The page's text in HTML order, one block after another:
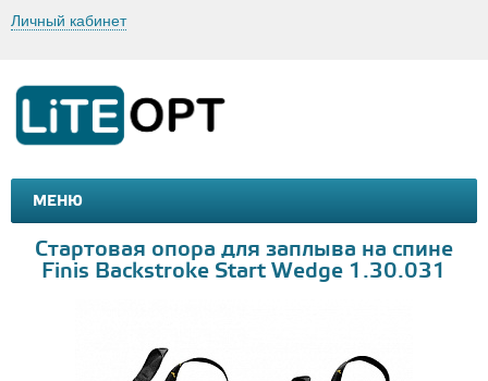
Личный кабинет
МЕНЮ
МАШИНКИ И МОТОЦИКЛЫ
Стартовая опора для заплыва на спине
Finis Backstroke Start Wedge 1.30.031